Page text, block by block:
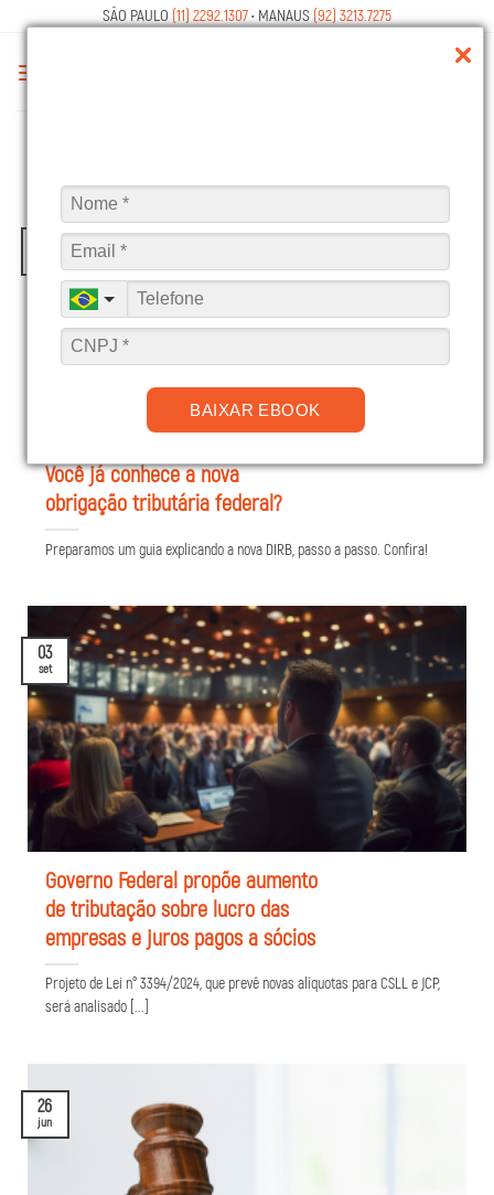
BAIXAR EBOOK
content
SÃO PAULO (11) 2292.1307• MANAUS (92) 3213.7275
Você já conhece a nova
obrigação tributária federal?
Preparamos um guia explicando a nova DIRB, passo a passo. Confira!
Governo Federal propõe aumento
de tributação sobre lucro das
empresas e juros pagos a sócios
Projeto de Lei n° 3394/2024, que prevê novas alíquotas para CSLL e JCP,
será analisado [...]
03
set
26
jun